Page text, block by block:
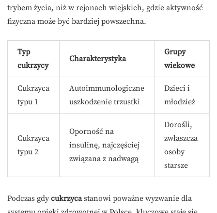
trybem życia, niż w rejonach wiejskich, gdzie aktywność
fizyczna może być bardziej powszechna.
Typ
cukrzycy
Charakterystyka
Grupy
wiekowe
Cukrzyca
typu 1
Autoimmunologiczne
uszkodzenie trzustki
Dzieci i
młodzież
Cukrzyca
typu 2
Oporność na
insulinę, najczęściej
związana z nadwagą
Dorośli,
zwłaszcza
osoby
starsze
Podczas gdy cukrzycastanowi poważne wyzwanie dla